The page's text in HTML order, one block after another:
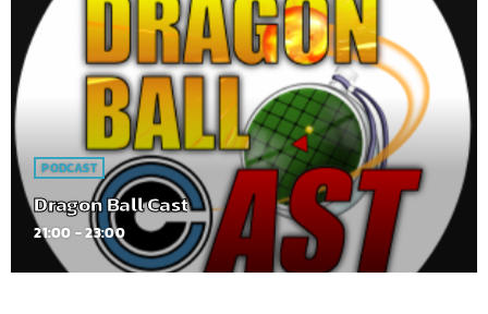
PODCAST
Dragon Ball Cast
21:00 - 23:00